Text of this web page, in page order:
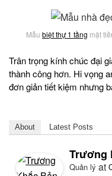
Mẫu biệt thự 1 tầng mặt
Trân trọng kính chúc đại
thành công hơn. Hi vọng
đơn giản tiết kiệm nhưng
About Latest Posts
Trương
Quản lý at